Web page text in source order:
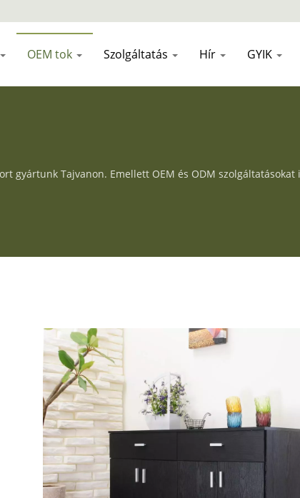
OEM tok Szolgáltatás Hír GYIK
gyártunk Tajvanon. Emellett OEM és ODM